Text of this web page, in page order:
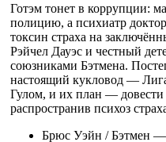
Готэм тонет в коррупции:
полицию, а психиатр
токсин страха на
Рэйчел Дауэс и честный
союзниками Бэтмена.
настоящий кукловод —
Гулом, и их план — довести
распространив психоз
Брюс Уэйн / Бэтмен —